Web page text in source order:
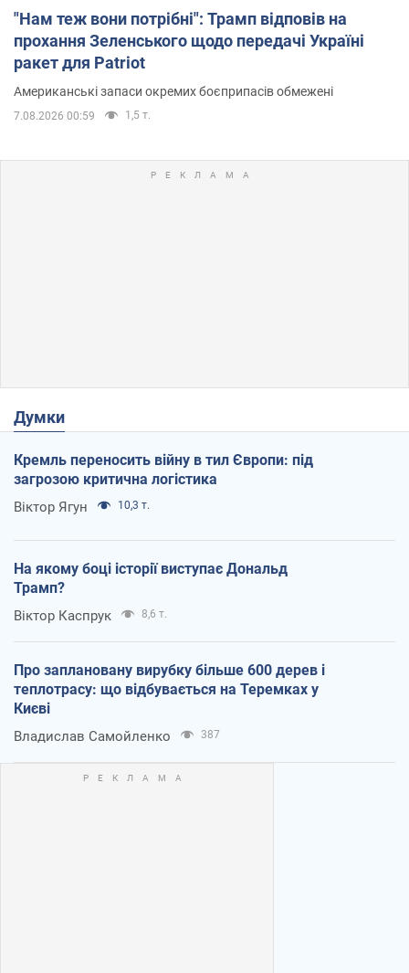
"Нам теж вони потрібні": Трамп відповів на
прохання Зеленського щодо передачі Україні
ракет для Patriot
Американські запаси окремих боєприпасів обмежені
7.08.2026 00:59 1,5 т.
Думки
Кремль переносить війну в тил Європи: під
загрозою критична логістика
Віктор Ягун 10,3 т.
На якому боці історії виступає Дональд
Трамп?
Віктор Каспрук 8,6 т.
Про заплановану вирубку більше 600 дерев і
теплотрасу: що відбувається на Теремках у
Києві
Владислав Самойленко 387